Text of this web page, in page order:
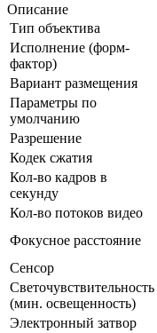
Описание
Тип объектива
Исполнение (форм-
фактор)
Вариант размещения
Параметры по
умолчанию
Разрешение
Кодек сжатия
Кол-во кадров в
секунду
Кол-во потоков видео
Фокусное расстояние
Сенсор
Светочувствительность
(мин. освещенность)
Электронный затвор